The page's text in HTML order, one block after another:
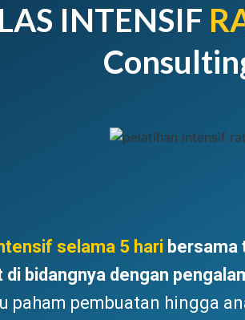
INTENSIF
selama 5 hari bersama
di bidangnya dengan
paham pembuatan hingga